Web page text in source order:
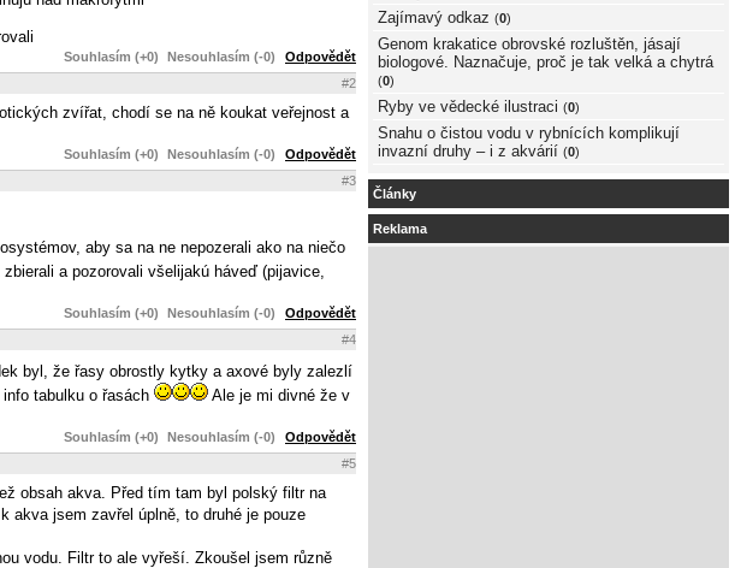
Souhlasím (+0) Nesouhlasím (-0) Odpovědět
#2
zvířat, chodí se na ně koukat veřejnost a
Souhlasím (+0) Nesouhlasím (-0) Odpovědět
#3
aby sa na ne nepozerali ako na niečo
a pozorovali všelijakú háveď (pijavice,
Souhlasím (+0) Nesouhlasím (-0) Odpovědět
#4
byl, že řasy obrostly kytky a axové byly zalezlí
tabulku o řasách
Ale je mi divné že v
Souhlasím (+0) Nesouhlasím (-0) Odpovědět
#5
obsah akva. Před tím tam byl polský filtr na
akva jsem zavřel úplně, to druhé je pouze
vodu. Filtr to ale vyřeší. Zkoušel jsem různě
Zajímavý odkaz (0)
Genom krakatice obrovské rozluštěn, jásají
biologové. Naznačuje, proč je tak velká a chytrá
(0)
Ryby ve vědecké ilustraci (0)
Snahu o čistou vodu v rybnících komplikují
invazní druhy – i z akvárií (0)
Články
Reklama